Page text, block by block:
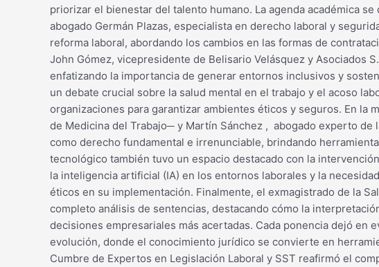
priorizar el bienestar del talento humano. La agenda académica
abogado Germán Plazas, especialista en derecho laboral y
reforma laboral, abordando los cambios en las formas de
John Gómez, vicepresidente de Belisario Velásquez y Asociados
enfatizando la importancia de generar entornos inclusivos y
un debate crucial sobre la salud mental en el trabajo y el acoso
organizaciones para garantizar ambientes éticos y seguros. En la
de Medicina del Trabajo─ y Martín Sánchez , abogado experto
como derecho fundamental e irrenunciable, brindando
tecnológico también tuvo un espacio destacado con la
la inteligencia artificial (IA) en los entornos laborales y la
éticos en su implementación. Finalmente, el exmagistrado de la
completo análisis de sentencias, destacando cómo la
decisiones empresariales más acertadas. Cada ponencia dejó
evolución, donde el conocimiento jurídico se convierte en
Cumbre de Expertos en Legislación Laboral y SST reafirmó el